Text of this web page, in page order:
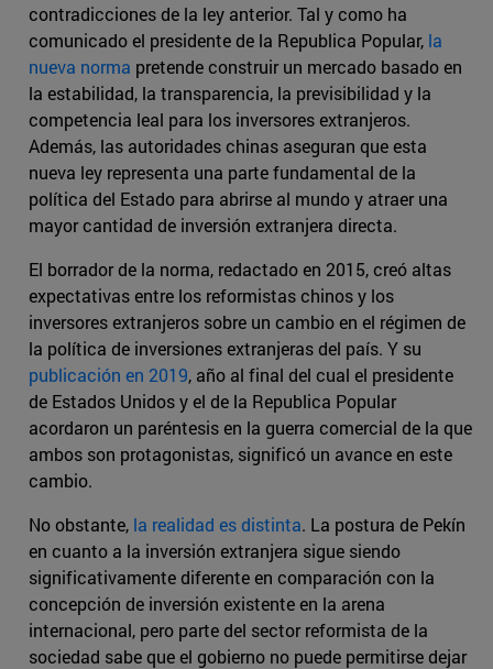
contradicciones de la ley anterior. Tal y como ha
comunicado el presidente de la Republica Popular, la
nueva norma pretende construir un mercado basado en
la estabilidad, la transparencia, la previsibilidad y la
competencia leal para los inversores extranjeros.
Además, las autoridades chinas aseguran que esta
nueva ley representa una parte fundamental de la
política del Estado para abrirse al mundo y atraer una
mayor cantidad de inversión extranjera directa.
El borrador de la norma, redactado en 2015, creó altas
expectativas entre los reformistas chinos y los
inversores extranjeros sobre un cambio en el régimen de
la política de inversiones extranjeras del país. Y su
publicación en 2019, año al final del cual el presidente
de Estados Unidos y el de la Republica Popular
acordaron un paréntesis en la guerra comercial de la que
ambos son protagonistas, significó un avance en este
cambio.
No obstante, la realidad es distinta. La postura de Pekín
en cuanto a la inversión extranjera sigue siendo
significativamente diferente en comparación con la
concepción de inversión existente en la arena
internacional, pero parte del sector reformista de la
sociedad sabe que el gobierno no puede permitirse dejar